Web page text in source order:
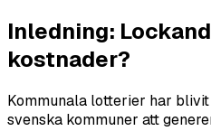
Inledning:
kostnader?
Kommunala lotterier har
svenska kommuner att